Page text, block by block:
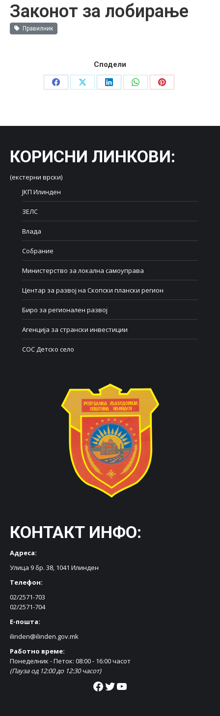
Законот за лобирање
Правилник
Сподели
Share
Share
Share
Share
Share
КОРИСНИ ЛИНКОВИ:
(екстерни врски)
ЈКП Илинден
ЗЕЛС
Влада
Собрание
Министерство за локална самоуправа
Центар за развој на Скопски плански регион
Биро за регионален развој
Агенција за странски инвестиции
СОС Детско село
КОНТАКТ ИНФО:
Адреса:
Улица 9 бр. 38, 1041 Илинден
Телефон:
02/2571-703
02/2571-704
Е-пошта:
ilinden@ilinden.gov.mk
Работно време:
Понеделник - Петок: 08:00 - 16:00 часот
(Пауза од 12:00 до 12:30 часот)
Facebook Twitter YouTube